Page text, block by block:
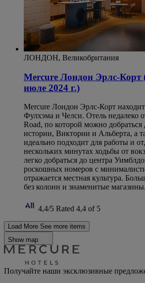
ЛОНДОН, Великобритания
Mercure Лондон Эрлс-Корт
июле 2024 г.)
Mercure Лондон Эрлс-Корт
Фулхэма и Челси. Отель недалеко
Road, по которой можно добраться
истории, Виктории и Альберта, а
идеально подходит для работы и
нескольких минутах ходьбы от
легко добраться до центра
роскошных номеров с
отражается местная культура.
без колонн и знаменитые магазины.
4,4/5 Rated 4,4 of 5
Load More See more items
Show map
Получайте наши эксклюзивные